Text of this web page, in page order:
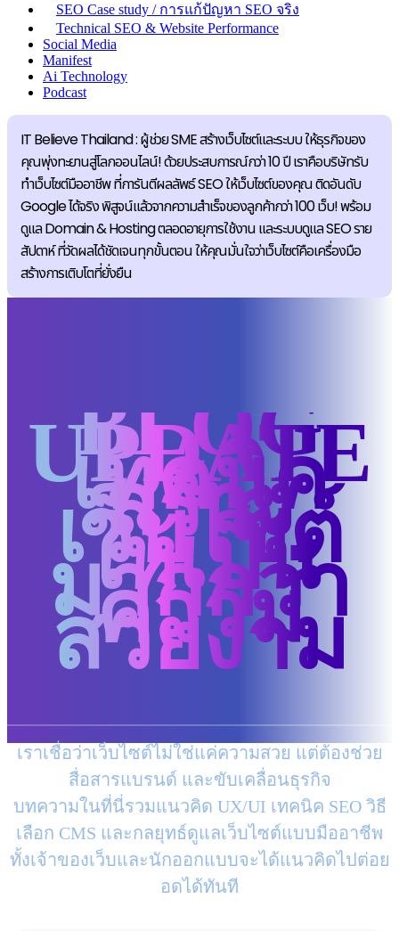
SEO Case study / การแก้ปัญหา SEO จริง
Technical SEO & Website Performance
Social Media
Manifest
Ai Technology
Podcast
IT Believe Thailand : ผู้ช่วย SME สร้างเว็บไซต์และระบบ ให้ธุรกิจของ
คุณพุ่งทะยานสู่โลกออนไลน์! ด้วยประสบการณ์กว่า 10 ปี เราคือบริษัทรับ
ทำเว็บไซต์มืออาชีพ ที่การันตีผลลัพธ์ SEO ให้เว็บไซต์ของคุณ ติดอันดับ
Google ได้จริง พิสูจน์แล้วจากความสำเร็จของลูกค้ากว่า 100 เว็บ! พร้อม
ดูแล Domain & Hosting ตลอดอายุการใช้งาน และระบบดูแล SEO ราย
สัปดาห์ ที่วัดผลได้ชัดเจนทุกขั้นตอน ให้คุณมั่นใจว่าเว็บไซต์คือเครื่องมือ
สร้างการเติบโตที่ยั่งยืน
BLOG
UPDATE
เทคนิค
สร้าง
เว็บไซต์
ให้เป็น
มากกว่า
ความ
สวยงาม
เราเชื่อว่าเว็บไซต์ไม่ใช่แค่ความสวย แต่ต้องช่วย
สื่อสารแบรนด์ และขับเคลื่อนธุรกิจ
บทความในที่นี่รวมแนวคิด UX/UI เทคนิค SEO วิธี
เลือก CMS และกลยุทธ์ดูแลเว็บไซต์แบบมืออาชีพ
ทั้งเจ้าของเว็บและนักออกแบบจะได้แนวคิดไปต่อย
อดได้ทันที